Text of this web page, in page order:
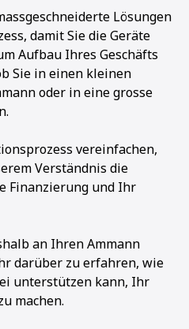
Lösungen
damit Sie die Geräte
Aufbau Ihres Geschäfts
Sie in einen kleinen
oder in eine grosse
vereinfachen,
Verständnis die
Finanzierung und Ihr
an Ihren Ammann
darüber zu erfahren, wie
unterstützen kann, Ihr
machen.